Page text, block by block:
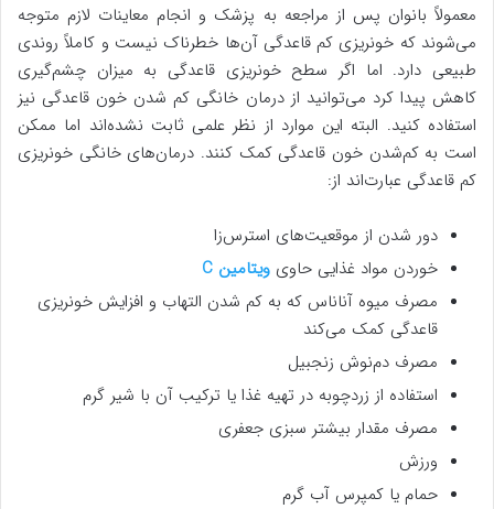
معمولاً بانوان پس از مراجعه به پزشک و انجام معاینات لازم متوجه
می‌شوند که خونریزی کم قاعدگی آن‌ها خطرناک نیست و کاملاً روندی
طبیعی دارد. اما اگر سطح خونریزی قاعدگی به میزان چشم‌گیری
کاهش پیدا کرد می‌توانید از درمان خانگی کم شدن خون قاعدگی نیز
استفاده کنید. البته این موارد از نظر علمی ثابت نشده‌اند اما ممکن
است به کم‌شدن خون قاعدگی کمک کنند. درمان‌های خانگی خونریزی
کم قاعدگی عبارت‌اند از:
دور شدن از موقعیت‌های استرس‌زا
خوردن مواد غذایی حاوی ویتامین C
مصرف میوه آناناس که به کم شدن التهاب و افزایش خونریزی
قاعدگی کمک می‌کند
مصرف دم‌نوش زنجبیل
استفاده از زردچوبه در تهیه غذا یا ترکیب آن با شیر گرم
مصرف مقدار بیشتر سبزی جعفری
ورزش
حمام یا کمپرس آب گرم